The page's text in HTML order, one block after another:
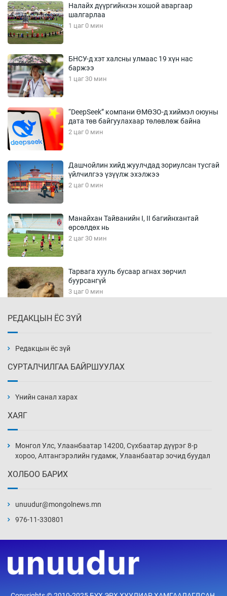
Налайх дүүргийнхэн хошой аваргаар
шалгарлаа
1 цаг 0 мин
БНСУ-д хэт халсны улмаас 19 хүн нас
баржээ
1 цаг 30 мин
“DeepSeek” компани ӨМӨЗО-д хиймэл оюуны
дата төв байгуулахаар төлөвлөж байна
2 цаг 0 мин
Дашчойлин хийд жуулчдад зориулсан тусгай
үйлчилгээ үзүүлж эхэлжээ
2 цаг 0 мин
Манайхан Тайванийн I, II багийнхантай
өрсөлдөх нь
2 цаг 30 мин
Тарвага хууль бусаар агнах зөрчил
буурсангүй
3 цаг 0 мин
3 цаг 30 мин
4 цаг 0 мин
4 цаг 30 мин
хэмжээг шинэчлэн тогтоох нь
5 цаг 30 мин
РЕДАКЦЫН ЁС ЗҮЙ
Редакцын ёс зүй
СУРТАЛЧИЛГАА БАЙРШУУЛАХ
Үнийн санал харах
ХАЯГ
Монгол Улс, Улаанбаатар 14200, Сүхбаатар дүүрэг 8-р
хороо, Алтангэрэлийн гудамж, Улаанбаатар зочид буудал
ХОЛБОО БАРИХ
unuudur@mongolnews.mn
976-11-330801